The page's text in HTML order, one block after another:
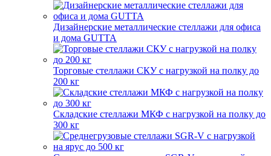
Дизайнерские металлические стеллажи для офиса
и дома GUTTA
Торговые стеллажи СКУ с нагрузкой на полку до
200 кг
Складские стеллажи МКФ с нагрузкой на полку до
300 кг